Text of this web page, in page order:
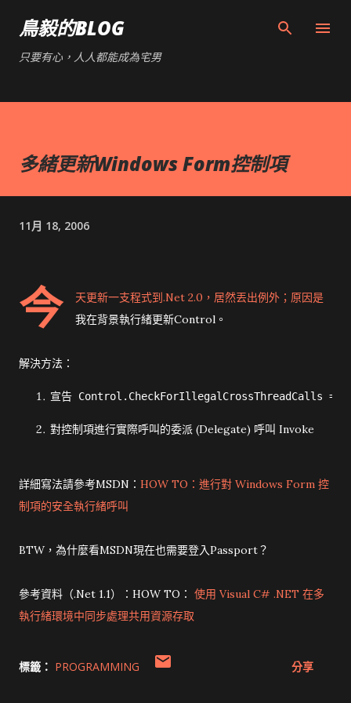
鳥毅的BLOG
只要有心，人人都能成為宅男
多緒更新Windows Form控制項
11月 18, 2006
今
天更新一支程式到.Net 2.0，居然丟出例外；原因是
我在背景執行緒更新Control。
解決方法：
宣告 Control.CheckForIllegalCrossThreadCalls =
對控制項進行實際呼叫的委派 (Delegate) 呼叫 Invoke
詳細寫法請參考MSDN： HOW TO：進行對 Windows Form 控
制項的安全執行緒呼叫
BTW，為什麼看MSDN現在也需要登入Passport？
參考資料（.Net 1.1）：HOW TO： 使用 Visual C# .NET 在多
執行緒環境中同步處理共用資源存取
標籤： PROGRAMMING 分享